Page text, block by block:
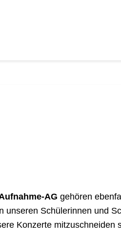
AG gehören
unseren Schülerinnen und
Konzerte